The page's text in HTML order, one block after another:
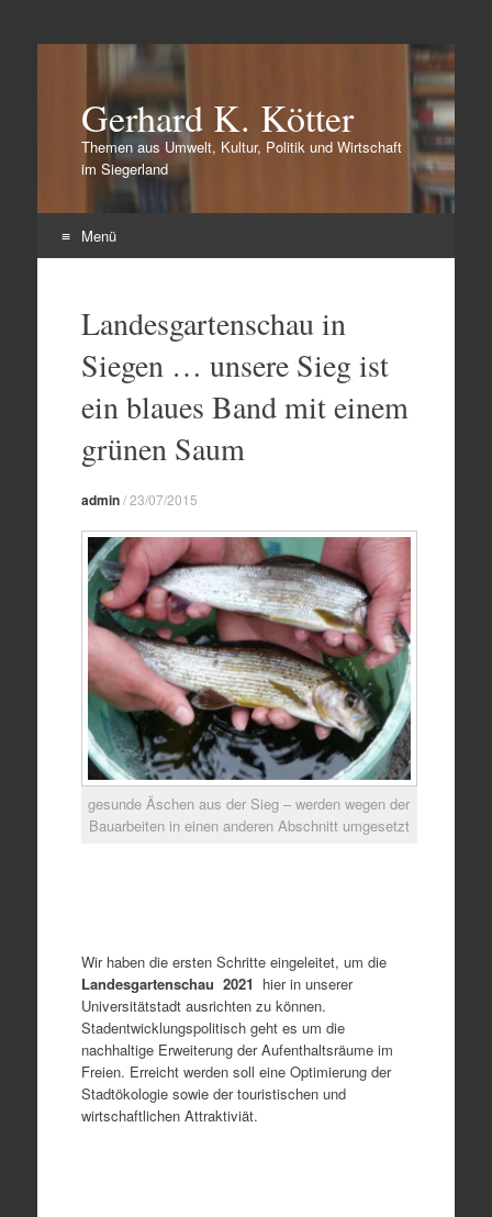
Gerhard K. Kötter
Themen aus Umwelt, Kultur, Politik und Wirtschaft
im Siegerland
Menü
springenLandesgartenschau in
Siegen … unsere Sieg ist
ein blaues Band mit einem
grünen Saum
admin/23/07/2015
gesunde Äschen aus der Sieg – werden wegen der
Bauarbeiten in einen anderen Abschnitt umgesetzt
Wir haben die ersten Schritte eingeleitet, um die
Landesgartenschau 2021 hier in unserer
Universitätstadt ausrichten zu können.
Stadentwicklungspolitisch geht es um die
nachhaltige Erweiterung der Aufenthaltsräume im
Freien. Erreicht werden soll eine Optimierung der
Stadtökologie sowie der touristischen und
wirtschaftlichen Attraktiviät.